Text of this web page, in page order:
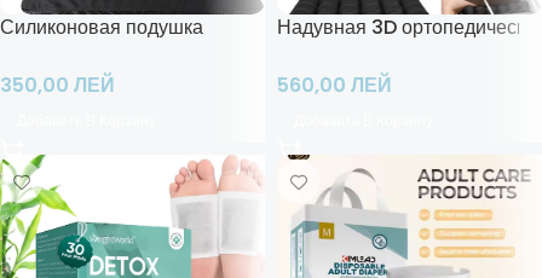
Силиконовая подушка
350,00 ЛЕЙ
Надувная 3D
560,00 ЛЕЙ